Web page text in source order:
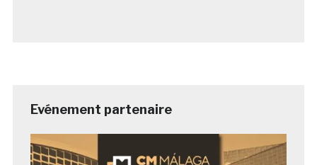
Evénement partenaire